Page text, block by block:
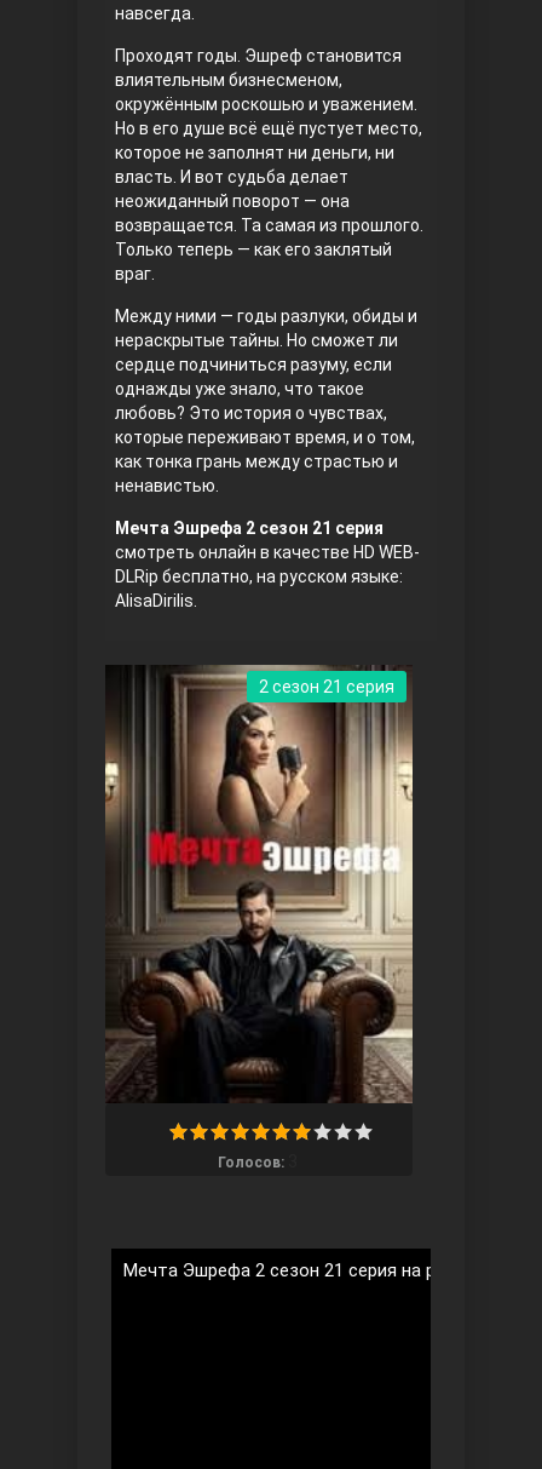
Любовь напрокат
Воскресший Эртугрул
Три сестры
Ветреный холм
Ты назови
навсегда.
Проходят годы. Эшреф становится
влиятельным бизнесменом,
окружённым роскошью и уважением.
Но в его душе всё ещё пустует место,
которое не заполнят ни деньги, ни
власть. И вот судьба делает
неожиданный поворот — она
возвращается. Та самая из прошлого.
Только теперь — как его заклятый
враг.
Между ними — годы разлуки, обиды и
нераскрытые тайны. Но сможет ли
сердце подчиниться разуму, если
однажды уже знало, что такое
любовь? Это история о чувствах,
которые переживают время, и о том,
как тонка грань между страстью и
ненавистью.
Мечта Эшрефа 2 сезон 21 серия
смотреть онлайн в качестве HD WEB-
DLRip бесплатно, на русском языке:
AlisaDirilis.
Голосов:
2 сезон 21 серия
Мечта Эшрефа 2 сезон 21 серия на русском